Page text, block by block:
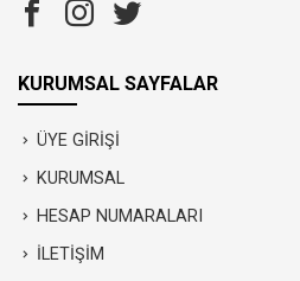
KURUMSAL SAYFALAR
ÜYE GİRİŞİ
KURUMSAL
HESAP NUMARALARI
İLETİŞİM